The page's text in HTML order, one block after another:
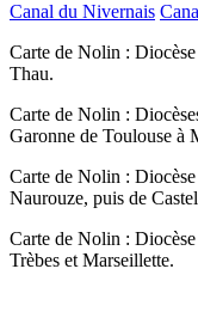
Canal du Nivernais
Carte de Nolin :
Thau.
Carte de Nolin :
Garonne de Toulouse à
Carte de Nolin :
Naurouze, puis de
Carte de Nolin : Diocèse
Trèbes et Marseillette.